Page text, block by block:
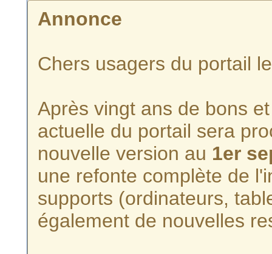
Annonce
Chers usagers du portail
Après vingt ans de bons
actuelle du portail sera
nouvelle version au 1er
une refonte complète de
supports (ordinateurs,
également de nouvelles